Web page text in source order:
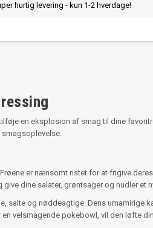
hurtig levering - kun 1-2 hverdage!
en eksplosion af smag til dine
er nænsomt ristet for at frigive
dine salater, grøntsager og nudler et
salte og nøddeagtige. Dens umamirige
velsmagende pokebowl, vil den løfte